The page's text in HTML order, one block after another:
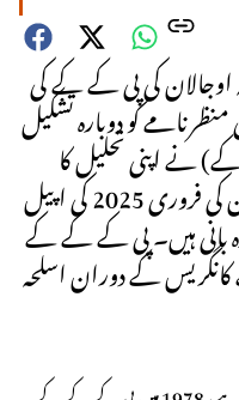
2025: عبد اللہ اوجالان کی پی کے کے کی
کو دوبارہ تشکیل
نے اپنی تحلیل کا
اعلان کیا۔ یہ فیصلہ عبد اللہ اوجالان کی فروری 2025 کی اپیل
بانی ہیں۔ پی کے کے کے
کے دوران اسلحہ